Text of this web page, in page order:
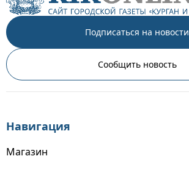
Подписаться на новости
Сообщить новость
Навигация
Магазин